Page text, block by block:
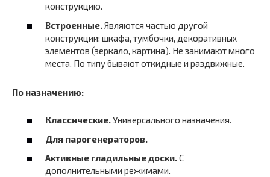
конструкцию.
Встроенные.Являются частью другой
конструкции: шкафа, тумбочки, декоративных
элементов (зеркало, картина). Не занимают много
места. По типу бывают откидные и раздвижные.
По назначению:
Классические.Универсального назначения.
Для парогенераторов.
Активные гладильные доски.С
дополнительными режимами.